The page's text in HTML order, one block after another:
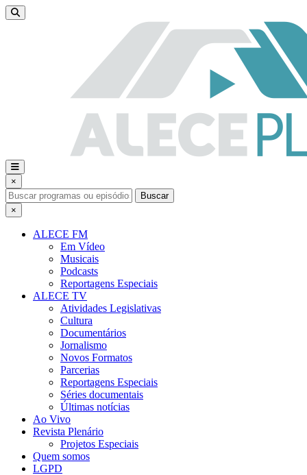
×
Buscar
×
ALECE FM
Em Vídeo
Musicais
Podcasts
Reportagens Especiais
ALECE TV
Atividades Legislativas
Cultura
Documentários
Jornalismo
Novos Formatos
Parcerias
Reportagens Especiais
Séries documentais
Últimas notícias
Ao Vivo
Revista Plenário
Projetos Especiais
Quem somos
LGPD